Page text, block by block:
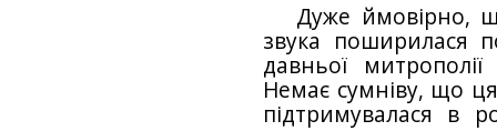
Дуже ймовірно,
звука поширилася
давньої
Немає сумніву, що
підтримувалася в